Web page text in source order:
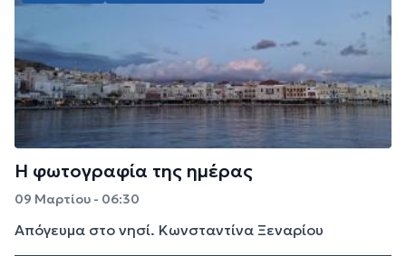
Η φωτογραφία της ημέρας
09 Μαρτίου - 06:30
Απόγευμα στο νησί. Κωνσταντίνα Ξεναρίου